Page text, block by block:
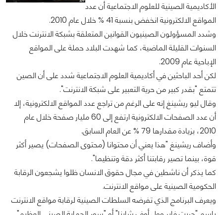
الأكاديمية الصينية للعلوم الاجتماعية أن عدد
المواقع الالكترونية انخفض بنسبة 41 % خلال عام 2010.
وشدد المسؤولون الصينيون القوانين المتعلقة بشبكة الانترنت خلال
السنوات القليلة الماضية، كما شهدت البلاد حملة على المواقع
الإباحية عام 2009.
لكن أحد الباحثين في أكاديمية العلوم الاجتماعية شدد على أن الصين
تتمتع "بقدر كبير من حرية التعبير على شبكة الانترنت".
وقال ليو ريشينغ إنه على الرغم من تراجع عدد المواقع الالكترونية، إلا
أن عدد الصفحات الالكترونية ارتفع إلى 60 مليار صفحة خلال عام
2010، بزيادة مقدارها 79 % عن العام السابق.
وأضاف ريشينغ "هذا يعني أن محتوانا (محتوى الصفحات) يصير أكثر
قوة، بينما تصير رقابتنا أكثر دقة وتنظيما".
كما يذكر أن ناشطين في مجال حقوق الانسان ظلوا يشجعون الرقابة
الحكومية الصينية على مواقع الانترنت.
ويعرف البرنامج الذي تفرضه السلطات الصينية لرقابة مواقع الانترنت